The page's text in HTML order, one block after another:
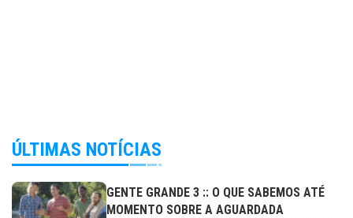
ÚLTIMAS NOTÍCIAS
GENTE GRANDE 3 :: O QUE SABEMOS ATÉ
MOMENTO SOBRE A AGUARDADA